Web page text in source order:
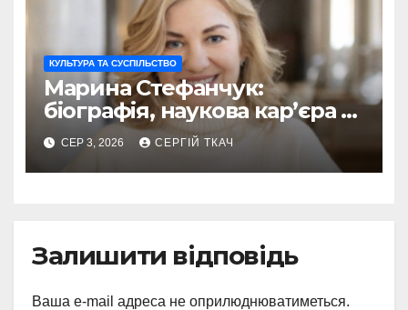
КУЛЬТУРА ТА СУСПІЛЬСТВО
Марина Стефанчук:
біографія, наукова кар’єра та
сім’я
СЕР 3, 2026 СЕРГІЙ ТКАЧ
Залишити відповідь
Ваша e-mail адреса не оприлюднюватиметься.